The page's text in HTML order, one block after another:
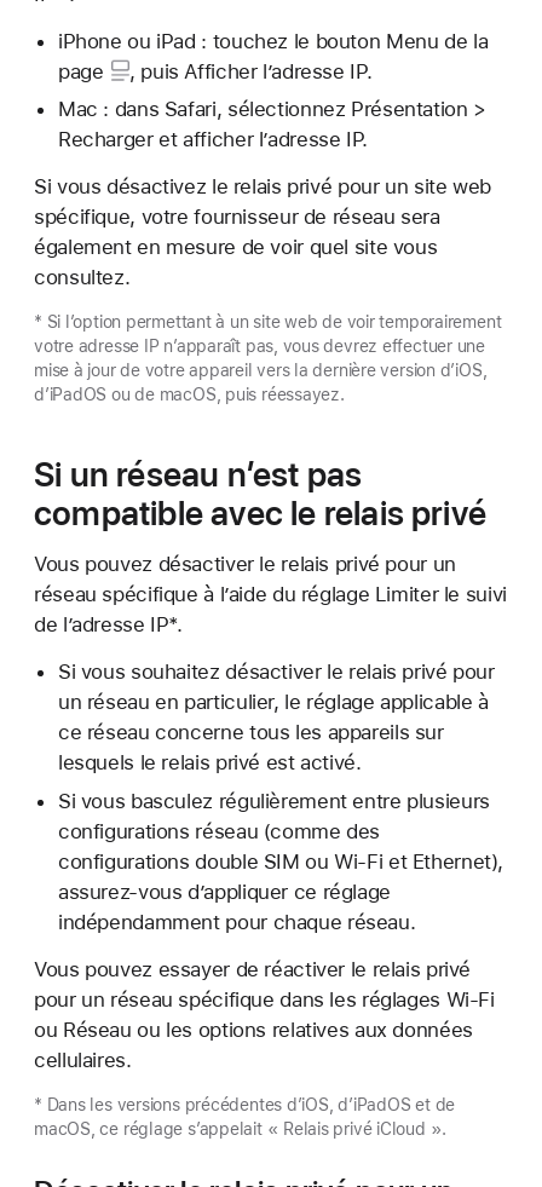
iPhone ou iPad : touchez le bouton Menu de la
page
, puis Afficher l’adresse IP.
Mac : dans Safari, sélectionnez Présentation >
Recharger et afficher l’adresse IP.
Si vous désactivez le relais privé pour un site web
spécifique, votre fournisseur de réseau sera
également en mesure de voir quel site vous
consultez.
* Si l’option permettant à un site web de voir temporairement
votre adresse IP n’apparaît pas, vous devrez effectuer une
mise à jour de votre appareil vers la dernière version d’iOS,
d’iPadOS ou de macOS, puis réessayez.
Si un réseau n’est pas
compatible avec le relais privé
Vous pouvez désactiver le relais privé pour un
réseau spécifique à l’aide du réglage Limiter le suivi
de l’adresse IP*.
Si vous souhaitez désactiver le relais privé pour
un réseau en particulier, le réglage applicable à
ce réseau concerne tous les appareils sur
lesquels le relais privé est activé.
Si vous basculez régulièrement entre plusieurs
configurations réseau (comme des
configurations double SIM ou Wi-Fi et Ethernet),
assurez-vous d’appliquer ce réglage
indépendamment pour chaque réseau.
Vous pouvez essayer de réactiver le relais privé
pour un réseau spécifique dans les réglages Wi-Fi
ou Réseau ou les options relatives aux données
cellulaires.
* Dans les versions précédentes d’iOS, d’iPadOS et de
macOS, ce réglage s’appelait « Relais privé iCloud ».